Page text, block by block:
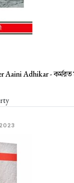
Aaini Adhikar -কর্মরত